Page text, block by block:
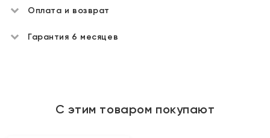
Оплата и возврат
Гарантия 6 месяцев
С этим товаром покупают